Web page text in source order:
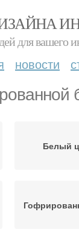
для вашего
новости
Белый